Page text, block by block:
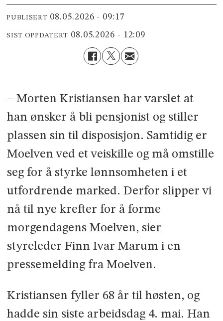
PUBLISERT 08.05.2026 - 09:17
SIST OPPDATERT 08.05.2026 - 12:09
– Morten Kristiansen har varslet at
han ønsker å bli pensjonist og stiller
plassen sin til disposisjon. Samtidig er
Moelven ved et veiskille og må omstille
seg for å styrke lønnsomheten i et
utfordrende marked. Derfor slipper vi
nå til nye krefter for å forme
morgendagens Moelven, sier
styreleder Finn Ivar Marum i en
pressemelding fra Moelven.
Kristiansen fyller 68 år til høsten, og
hadde sin siste arbeidsdag 4. mai. Han